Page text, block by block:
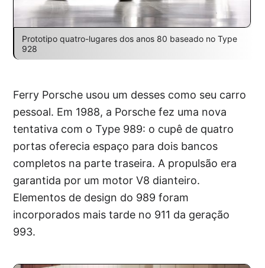
Prototipo quatro-lugares dos anos 80 baseado no Type
928
Ferry Porsche usou um desses como seu carro
pessoal. Em 1988, a Porsche fez uma nova
tentativa com o Type 989: o cupê de quatro
portas oferecia espaço para dois bancos
completos na parte traseira. A propulsão era
garantida por um motor V8 dianteiro.
Elementos de design do 989 foram
incorporados mais tarde no 911 da geração
993.